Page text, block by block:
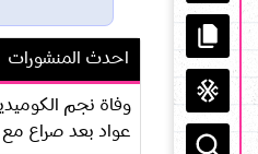
احدث المنشورات
وفاة نجم
عواد بعد صراع